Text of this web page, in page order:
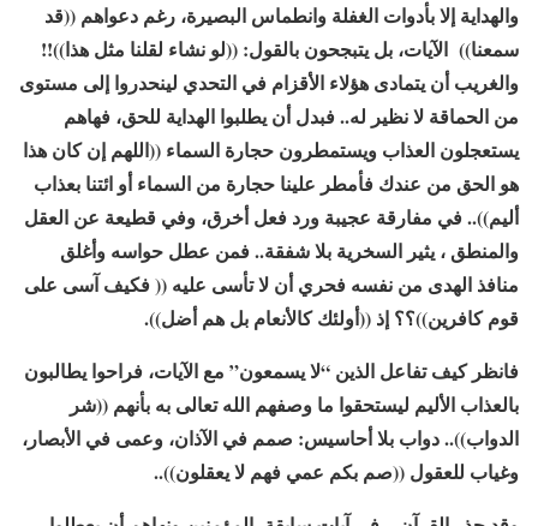
والهداية إلا بأدوات الغفلة وانطماس البصيرة، رغم دعواهم ((قد
سمعنا)) الآيات، بل يتبجحون بالقول: ((لو نشاء لقلنا مثل هذا))!!
والغريب أن يتمادى هؤلاء الأقزام في التحدي لينحدروا إلى مستوى
من الحماقة لا نظير له.. فبدل أن يطلبوا الهداية للحق، فهاهم
يستعجلون العذاب ويستمطرون حجارة السماء ((اللهم إن كان هذا
هو الحق من عندك فأمطر علينا حجارة من السماء أو ائتنا بعذاب
أليم)).. في مفارقة عجيبة ورد فعل أخرق، وفي قطيعة عن العقل
والمنطق ، يثير السخرية بلا شفقة.. فمن عطل حواسه وأغلق
منافذ الهدى من نفسه فحري أن لا تأسى عليه (( فكيف آسى على
قوم كافرين))؟؟ إذ ((أولئك كالأنعام بل هم أضل)).
فانظر كيف تفاعل الذين “لا يسمعون” مع الآيات، فراحوا يطالبون
بالعذاب الأليم ليستحقوا ما وصفهم الله تعالى به بأنهم ((شر
الدواب)).. دواب بلا أحاسيس: صمم في الآذان، وعمى في الأبصار،
وغياب للعقول ((صم بكم عمي فهم لا يعقلون))..